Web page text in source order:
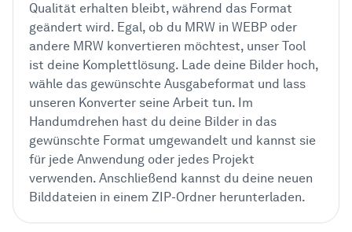
Qualität erhalten bleibt, während das Format
geändert wird. Egal, ob du MRW in WEBP oder
andere MRW konvertieren möchtest, unser Tool
ist deine Komplettlösung. Lade deine Bilder hoch,
wähle das gewünschte Ausgabeformat und lass
unseren Konverter seine Arbeit tun. Im
Handumdrehen hast du deine Bilder in das
gewünschte Format umgewandelt und kannst sie
für jede Anwendung oder jedes Projekt
verwenden. Anschließend kannst du deine neuen
Bilddateien in einem ZIP-Ordner herunterladen.